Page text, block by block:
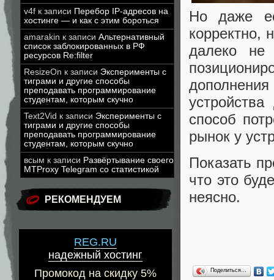
v4f к записи Перебор IP-адресов на
хостинге — и как с этим бороться
amarakin к записи Альтернативный
список заблокированных в РФ
ресурсов Re:filter
ResizeOn к записи Эксперименты с
тиграми и другие способы
преподавать программирование
студентам, которым скучно
Text2Vid к записи Эксперименты с
тиграми и другие способы
преподавать программирование
студентам, которым скучно
всым к записи Развёртывание своего
MTProxy Telegram со статистикой
РЕКОМЕНДУЕМ
REG.RU
надежный хостинг
Промокод на скидку 5%
Но даже
корректно,
далеко не
способ
рынок у
Показать
что это
неясно.
Поделиться…